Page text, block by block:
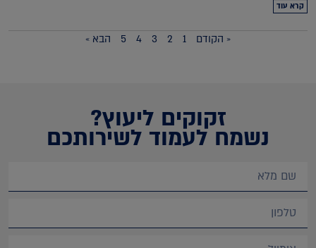
קרא עוד
« הקודם 1
2
3
4
5 הבא »
זקוקים ליעוץ?
נשמח לעמוד לשירותכם